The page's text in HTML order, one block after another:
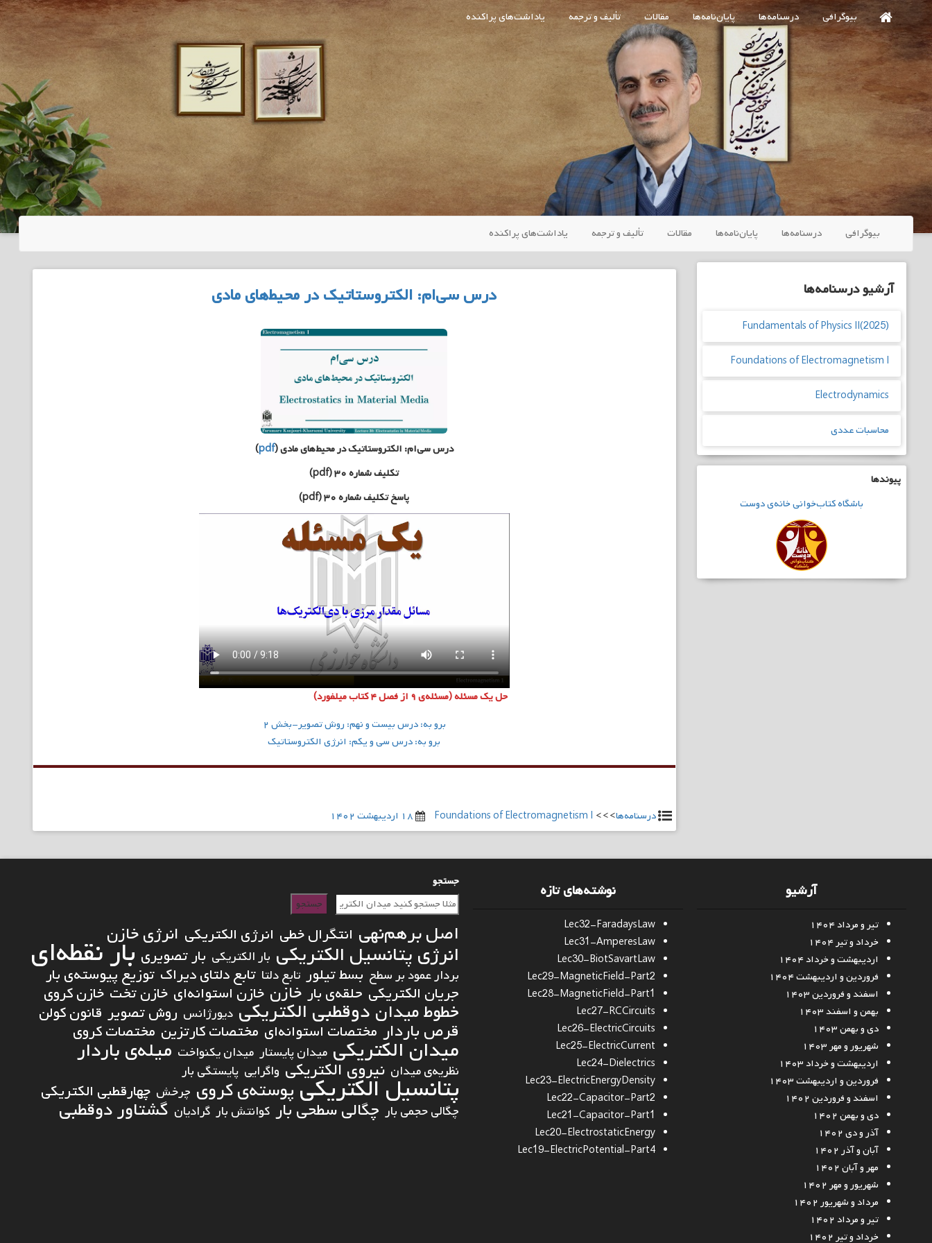
Skip
to
main
content
بیوگرافی درسنامه‌ها پایان‌نامه‌ها مقالات تألیف و ترجمه یاداشت‌های پراکنده
بیوگرافی درسنامه‌ها پایان‌نامه‌ها مقالات تألیف و ترجمه یاداشت‌های پراکنده
درس سی‌ام: الکتروستاتیک در محیط‌های مادی
درس سی‌ام: الکتروستاتیک در محیط‌های مادی(
pdf
)
تکلیف شماره ۳۰ (pdf)
پاسخ تکلیف شماره ۳۰ (pdf)
حل یک مسئله (مسئله‌ی ۹ از فصل ۴ کتاب میلفورد)
برو به: درس بیست و نهم: روش تصویر-بخش ۲
برو به: درس سی‌ و یکم: انرژی الکتروستاتیک
درسنامه‌ها>>>
Foundations of Electromagnetism I ۱۸ اردیبهشت ۱۴۰۲
آرشیو درسنامه‌ها
Fundamentals of Physics II(2025)
Foundations of Electromagnetism I
Electrodynamics
محاسبات عددی
پیوندها
باشگاهکتاب‌خوانیخانه‌ی دوست
آرشیو
تیر و مرداد ۱۴۰۴
خرداد و تیر ۱۴۰۴
اردیبهشت و خرداد ۱۴۰۴
فروردین و اردیبهشت ۱۴۰۴
اسفند و فروردین ۱۴۰۳
بهمن و اسفند ۱۴۰۳
دی و بهمن ۱۴۰۳
شهریور و مهر ۱۴۰۳
اردیبهشت و خرداد ۱۴۰۳
فروردین و اردیبهشت ۱۴۰۳
اسفند و فروردین ۱۴۰۲
دی و بهمن ۱۴۰۲
آذر و دی ۱۴۰۲
آبان و آذر ۱۴۰۲
مهر و آبان ۱۴۰۲
شهریور و مهر ۱۴۰۲
مرداد و شهریور ۱۴۰۲
تیر و مرداد ۱۴۰۲
خرداد و تیر ۱۴۰۲
نوشته‌های تازه
Lec32-FaradaysLaw
Lec31-AmperesLaw
Lec30-BiotSavartLaw
Lec29-MagneticField-Part2
Lec28-MagneticField-Part1
Lec27-RCCircuits
Lec26-ElectricCircuits
Lec25-ElectricCurrent
Lec24-Dielectrics
Lec23-ElectricEnergyDensity
Lec22-Capacitor-Part2
Lec21-Capacitor-Part1
Lec20-ElectrostaticEnergy
Lec19-ElectricPotential-Part4
جستجو
جستجو
اصل برهم‌نهی انتگرال خطی انرژی الکتریکی انرژی خازن
انرژی پتانسیل الکتریکی بار الکتریکی بار تصویری بار نقطه‌ای
بردار عمود بر سطح بسط تیلور تابع دلتا تابع دلتای دیراک توزیع پیوسته‌ی بار
جریان الکتریکی حلقه‌ی بار خازن خازن استوانه‌ای خازن تخت خازن کروی
خطوط میدان دوقطبی الکتریکی دیورژانس روش تصویر قانون کولن
قرص باردار مختصات استوانه‌ای مختصات کارتزین مختصات کروی
میدان الکتریکی میدان پایستار میدان یکنواخت میله‌ی باردار
نظریه‌ی میدان نیروی الکتریکی واگرایی پایستگی بار پتانسیل الکتریکی پوسته‌ی کروی چرخش چهارقطبی الکتریکی
چگالی حجمی بار چگالی سطحی بار کوانتش بار گرادیان گشتاور دوقطبی